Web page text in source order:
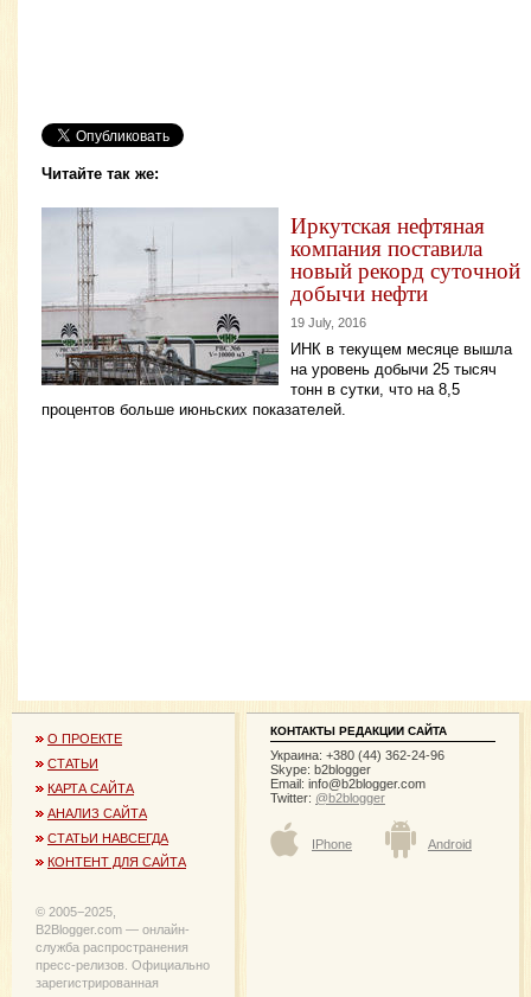
Читайте так же:
Иркутская нефтяная
компания поставила
новый рекорд суточной
добычи нефти
19 July, 2016
ИНК в текущем месяце вышла
на уровень добычи 25 тысяч
тонн в сутки, что на 8,5
процентов больше июньских показателей.
О ПРОЕКТЕ
СТАТЬИ
КАРТА САЙТА
АНАЛИЗ САЙТА
СТАТЬИ НАВСЕГДА
КОНТЕНТ ДЛЯ САЙТА
© 2005−2025,
B2Blogger.com — онлайн-
служба распространения
пресс-релизов. Официально
зарегистрированная
КОНТАКТЫ РЕДАКЦИИ САЙТА
Украина: +380 (44) 362-24-96
Skype: b2blogger
Email: info@b2blogger.com
Twitter: @b2blogger
IPhone Android